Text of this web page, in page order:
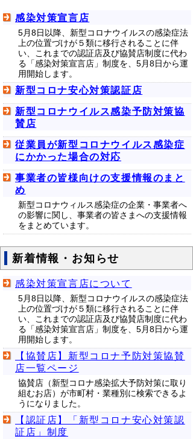
感染対策宣言店
5月8日以降、新型コロナウイルスの感染症法
上の位置づけが５類に移行されることに伴
い、これまでの認証店及び協賛店制度に代わ
る「感染対策宣言店」制度を、5月8日から運
用開始します。
新型コロナ安心対策認証店
新型コロナウイルス感染予防対策協
賛店
従業員が新型コロナウイルス感染症
にかかった場合の対応
事業者の皆様向けの支援情報のまと
め
新型コロナウィルス感染症の企業・事業者へ
の影響に関し、事業者の皆さまへの支援情報
をまとめています。
新着情報・お知らせ
感染対策宣言店について
5月8日以降、新型コロナウイルスの感染症法
上の位置づけが５類に移行されることに伴
い、これまでの認証店及び協賛店制度に代わ
る「感染対策宣言店」制度を、5月8日から運
用開始します。
【協賛店】新型コロナ予防対策協賛
店一覧ページ
協賛店（新型コロナ感染拡大予防対策に取り
組むお店）が市町村・業種別に検索できるよ
うになりました。
【認証店】「新型コロナ安心対策認
証店」制度